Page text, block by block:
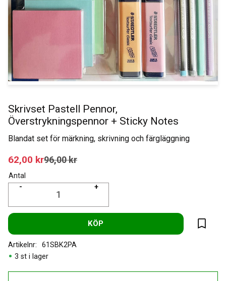
Skrivset Pastell Pennor,
Överstrykningspennor + Sticky Notes
Blandat set för märkning, skrivning och färgläggning
Nedsatt pris:
62,00 krOrdinarie pris:
96,00kr
Antal
+
-
KÖP
Lägg
3 st i lager
Artikelnr 61SBK2PA